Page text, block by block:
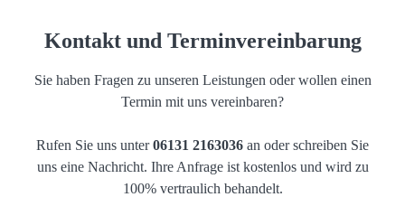
Kontakt und Terminvereinbarung
Sie haben Fragen zu unseren Leistungen oder wollen einen
Termin mit uns vereinbaren?
Rufen Sie uns unter06131 2163036 an oder schreiben Sie
uns eine Nachricht. Ihre Anfrage ist kostenlos und wird zu
100% vertraulich behandelt.